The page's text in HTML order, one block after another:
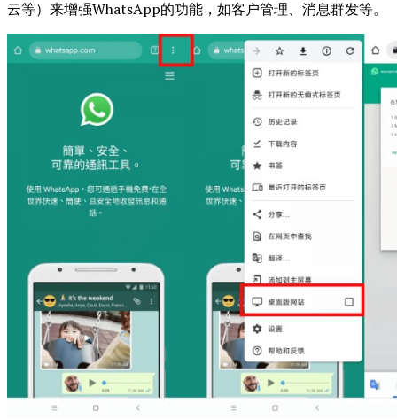
云等）来增强WhatsApp的功能，如客户管理、消息群发等。